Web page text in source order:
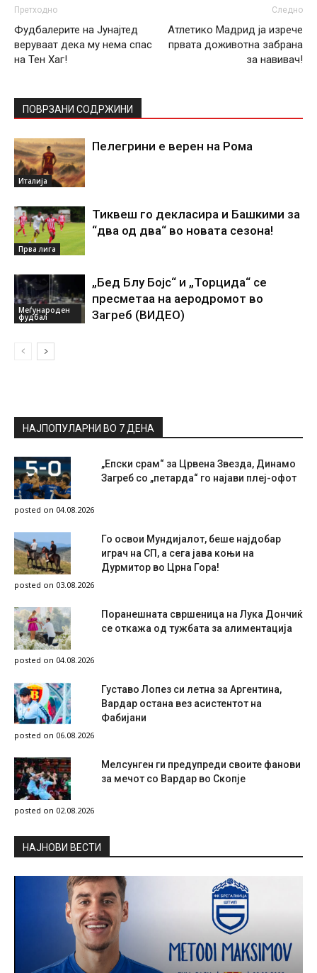
Претходно
Фудбалерите на Јунајтед
веруваат дека му нема спас
на Тен Хаг!
Следно
Атлетико Мадрид ја изрече
првата доживотна забрана
за навивач!
ПОВРЗАНИ СОДРЖИНИ
Италија
Пелегрини е верен на Рома
Прва лига
Тиквеш го декласира и Башкими за
“два од два“ во новата сезона!
Меѓународен
фудбал
„Бед Блу Бојс“ и „Торцида“ се
пресметаа на аеродромот во
Загреб (ВИДЕО)
НАЈПОПУЛАРНИ ВО 7 ДЕНА
„Епски срам“ за Црвена Звезда, Динамо
Загреб со „петарда“ го најави плеј-офот
posted on 04.08.2026
Го освои Мундијалот, беше најдобар
играч на СП, а сега јава коњи на
Дурмитор во Црна Гора!
posted on 03.08.2026
Поранешната свршеница на Лука Дончиќ
се откажа од тужбата за алиментација
posted on 04.08.2026
Густаво Лопез си летна за Аргентина,
Вардар остана вез асистентот на
Фабијани
posted on 06.08.2026
Мелсунген ги предупреди своите фанови
за мечот со Вардар во Скопје
posted on 02.08.2026
НAЈНОВИ ВЕСТИ